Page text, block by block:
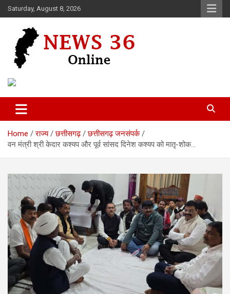
Skip
to
Saturday, August 8, 2026
News 36
Home राज्य छत्तीसगढ़
छत्तीसगढ़ जनसंपर्क
वन मंत्री श्री केदार कश्यप और पूर्व सांसद दिनेश कश्यप को मातृ-शोक…